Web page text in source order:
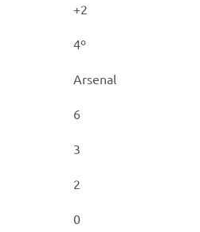
+2
4º
Arsenal
6
3
2
0